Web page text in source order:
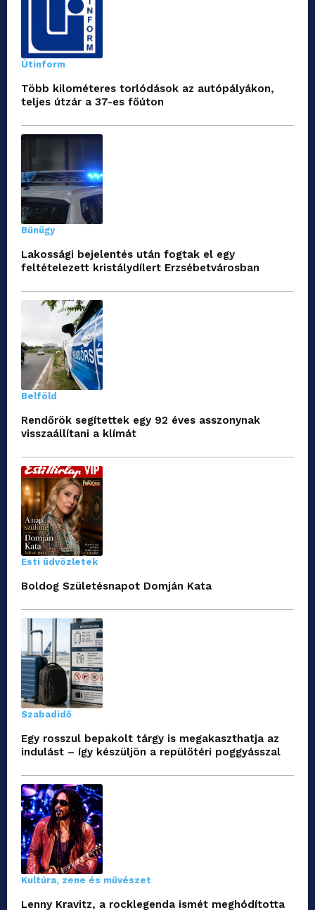
Útinform
Több kilométeres torlódások az autópályákon,
teljes útzár a 37-es főúton
Bűnügy
Lakossági bejelentés után fogtak el egy
feltételezett kristálydílert Erzsébetvárosban
Belföld
Rendőrök segítettek egy 92 éves asszonynak
visszaállítani a klímát
Esti üdvözletek
Boldog Születésnapot Domján Kata
Szabadidő
Egy rosszul bepakolt tárgy is megakaszthatja az
indulást – így készüljön a repülőtéri poggyásszal
Kultúra, zene és művészet
Lenny Kravitz, a rocklegenda ismét meghódította